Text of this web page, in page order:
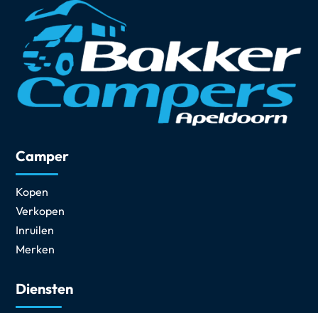
Camper
Kopen
Verkopen
Inruilen
Merken
Diensten